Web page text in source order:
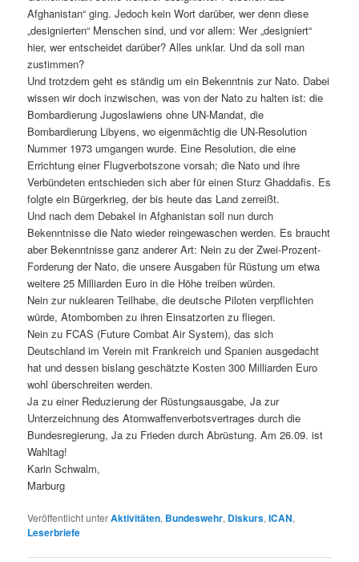
Afghanistan“ ging. Jedoch kein Wort darüber, wer denn diese
„designierten“ Menschen sind, und vor allem: Wer „designiert“
hier, wer entscheidet darüber? Alles unklar. Und da soll man
zustimmen?
Und trotzdem geht es ständig um ein Bekenntnis zur Nato. Dabei
wissen wir doch inzwischen, was von der Nato zu halten ist: die
Bombardierung Jugoslawiens ohne UN-Mandat, die
Bombardierung Libyens, wo eigenmächtig die UN-Resolution
Nummer 1973 umgangen wurde. Eine Resolution, die eine
Errichtung einer Flugverbotszone vorsah; die Nato und ihre
Verbündeten entschieden sich aber für einen Sturz Ghaddafis. Es
folgte ein Bürgerkrieg, der bis heute das Land zerreißt.
Und nach dem Debakel in Afghanistan soll nun durch
Bekenntnisse die Nato wieder reingewaschen werden. Es braucht
aber Bekenntnisse ganz anderer Art: Nein zu der Zwei-Prozent-
Forderung der Nato, die unsere Ausgaben für Rüstung um etwa
weitere 25 Milliarden Euro in die Höhe treiben würden.
Nein zur nuklearen Teilhabe, die deutsche Piloten verpflichten
würde, Atombomben zu ihren Einsatzorten zu fliegen.
Nein zu FCAS (Future Combat Air System), das sich
Deutschland im Verein mit Frankreich und Spanien ausgedacht
hat und dessen bislang geschätzte Kosten 300 Milliarden Euro
wohl überschreiten werden.
Ja zu einer Reduzierung der Rüstungsausgabe, Ja zur
Unterzeichnung des Atomwaffenverbotsvertrages durch die
Bundesregierung, Ja zu Frieden durch Abrüstung. Am 26.09. ist
Wahltag!
Karin Schwalm,
Marburg
Veröffentlicht unterAktivitäten, Bundeswehr, Diskurs,ICAN,
Leserbriefe